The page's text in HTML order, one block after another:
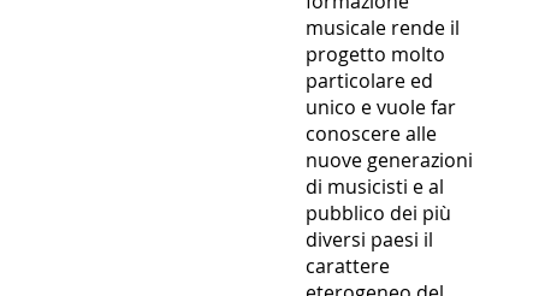
musicale rende il
progetto molto
particolare ed
unico e vuole far
conoscere alle
nuove generazioni
di musicisti e al
pubblico dei più
diversi paesi il
carattere